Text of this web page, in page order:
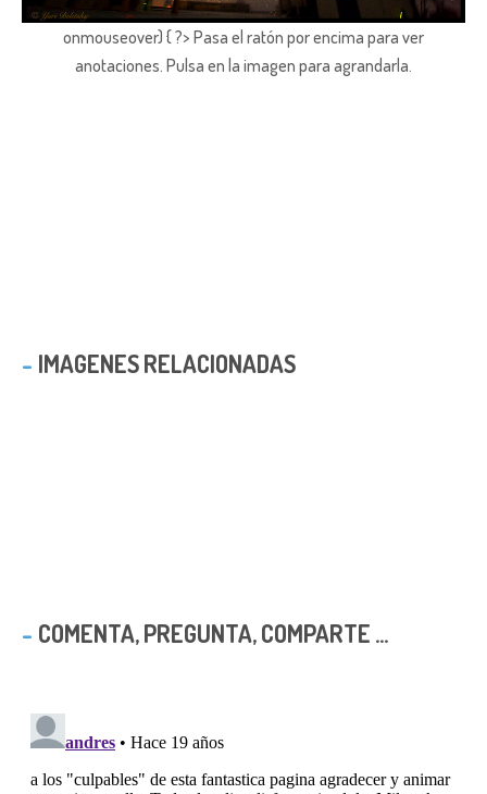
onmouseover) { ?> Pasa el ratón por encima para ver
anotaciones. Pulsa en la imagen para agrandarla.
IMAGENES RELACIONADAS
COMENTA, PREGUNTA, COMPARTE ...